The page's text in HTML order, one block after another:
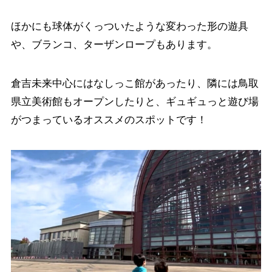
ほかにも球体がくっついたような変わった形の遊具
や、ブランコ、ターザンロープもあります。
倉吉未来中心にはなしっこ館があったり、隣には鳥取
県立美術館もオープンしたりと、ギュギュっと遊び場
がつまっているオススメのスポットです！